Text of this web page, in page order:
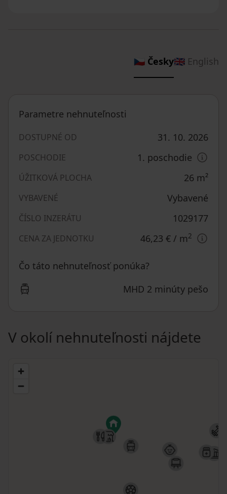
🇨🇿 Česky🇬🇧 English
Parametre nehnuteľnosti
DOSTUPNÉ OD 31. 10. 2026
POSCHODIE 1. poschodie
ÚŽITKOVÁ PLOCHA 26 m²
VYBAVENÉ Vybavené
ČÍSLO INZERÁTU 1029177
CENA ZA JEDNOTKU 46,23 € / m2
Čo táto nehnuteľnosť ponúka?
MHD 2 minúty pešo
V okolí nehnuteľnosti nájdete